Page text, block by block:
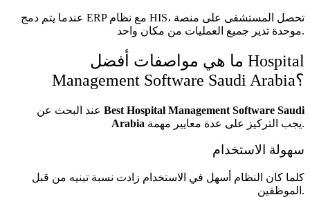
عندما يتم دمج ERP مع نظام HIS، تحصل المستشفى على منصة
موحدة تدير جميع العمليات من مكان واحد.
ما هي مواصفات أفضل Hospital
Management Software Saudi Arabia؟
Best Hospital Management Software Saudi
Arabia
يجب التركيز على عدة معايير مهمة.
سهولة الاستخدام
كلما كان النظام أسهل في الاستخدام زادت نسبة تبنيه من قبل
الموظفين.